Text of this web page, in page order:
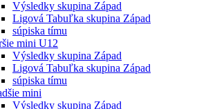
Výsledky skupina Západ
Ligová Tabuľka skupina Západ
súpiska tímu
mini U12
Výsledky skupina Západ
Ligová Tabuľka skupina Západ
súpiska tímu
mini
Výsledky skupina Západ